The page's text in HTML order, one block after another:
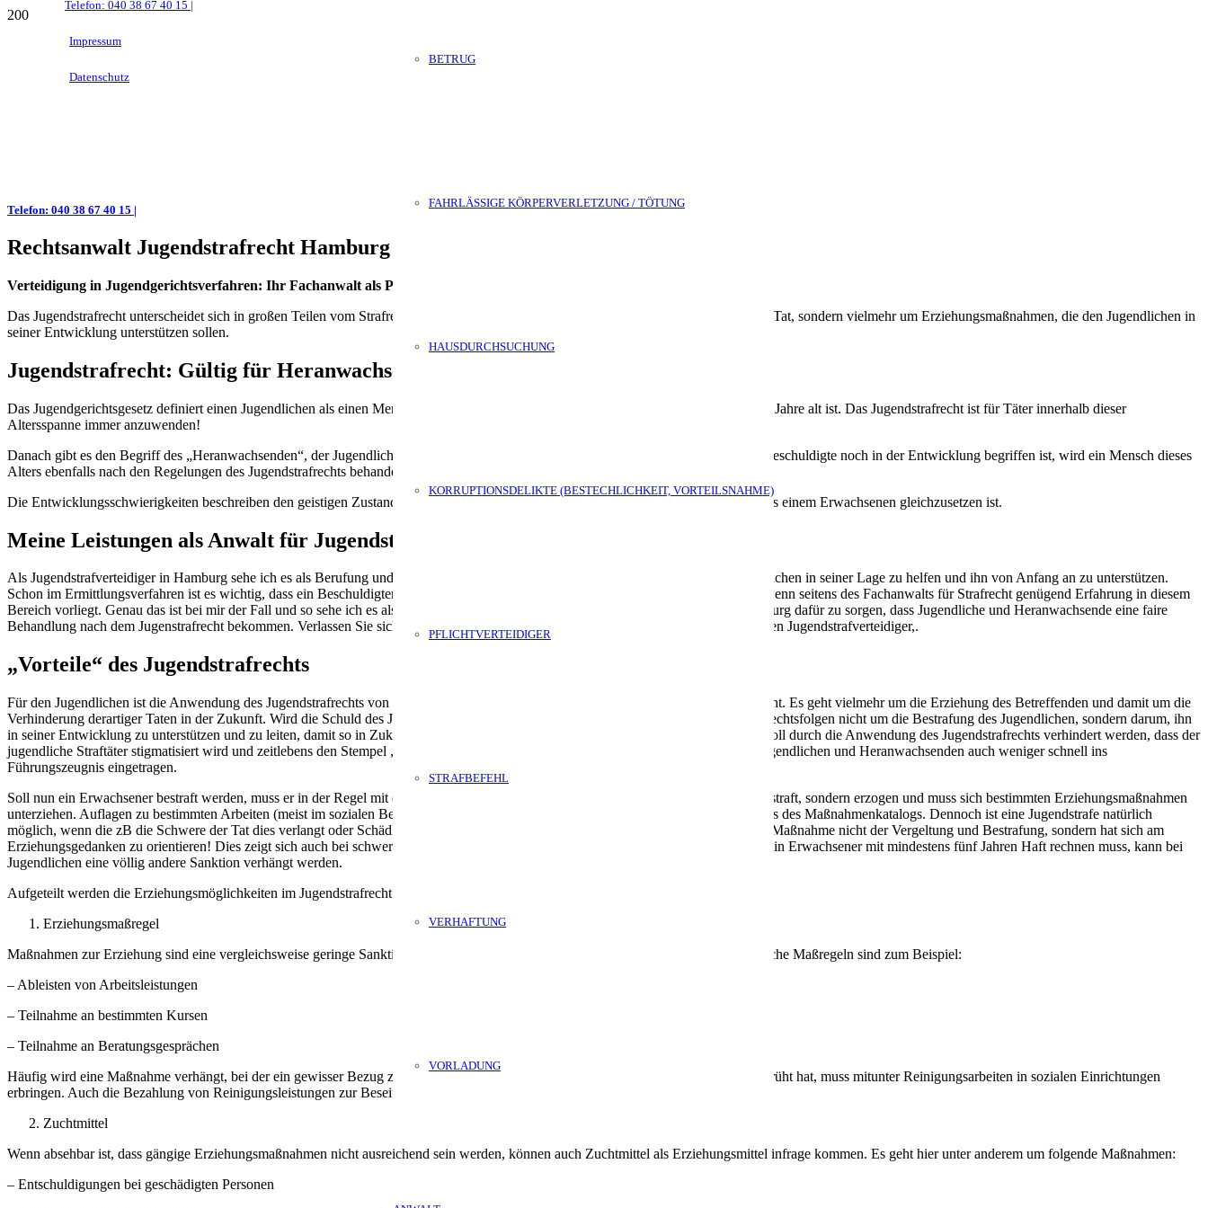
Telefon: 040 38 67 40 15 |
Impressum
Datenschutz
BETRUG
FAHRLÄSSIGE KÖRPERVERLETZUNG / TÖTUNG
HAUSDURCHSUCHUNG
KORRUPTIONSDELIKTE (BESTECHLICHKEIT, VORTEILSNAHME)
PFLICHTVERTEIDIGER
STRAFBEFEHL
VERHAFTUNG
VORLADUNG
Telefon: 040 38 67 40 15 |
Rechtsanwalt Jugendstrafrecht Hamburg
Verteidigung in Jugendgerichtsverfahren: Ihr Fachanwalt als Partner an Ihrer Seite
Das Jugendstrafrecht unterscheidet sich in großen Teilen vom Strafrecht für Erwachsene. Es geht hier weniger um die Bestrafung einer Tat, sondern vielmehr um Erziehungsmaßnahmen, die den Jugendlichen in
seiner Entwicklung unterstützen sollen.
Jugendstrafrecht: Gültig für Heranwachsende
Das Jugendgerichtsgesetz definiert einen Jugendlichen als einen Menschen, der das 14. Lebensjahr vollendet hat, jedoch noch keine 18 Jahre alt ist. Das Jugendstrafrecht ist für Täter innerhalb dieser
Altersspanne immer anzuwenden!
Danach gibt es den Begriff des „Heranwachsenden“, der Jugendliche zwischen 18 und 21 Jahren definiert. Wird festgestellt, dass der Beschuldigte noch in der Entwicklung begriffen ist, wird ein Mensch dieses
Alters ebenfalls nach den Regelungen des Jugendstrafrechts behandelt.
Die Entwicklungsschwierigkeiten beschreiben den geistigen Zustand des Betreffenden, der in diesem Sinne eher einem Jugendlichen als einem Erwachsenen gleichzusetzen ist.
Meine Leistungen als Anwalt für Jugendstrafrecht in Hamburg
Als Jugendstrafverteidiger in Hamburg sehe ich es als Berufung und Herausforderung zugleich an, dem straffällig gewordenen Jugendlichen in seiner Lage zu helfen und ihn von Anfang an zu unterstützen.
Schon im Ermittlungsverfahren ist es wichtig, dass ein Beschuldigter kompetent beraten und vertreten wird, was aber nur möglich ist, wenn seitens des Fachanwalts für Strafrecht genügend Erfahrung in diesem
Bereich vorliegt. Genau das ist bei mir der Fall und so sehe ich es als wichtige Aufgabe, als Rechtsanwalt für Jugendstrafrecht in Hamburg dafür zu sorgen, dass Jugendliche und Heranwachsende eine faire
Behandlung nach dem Jugenstrafrecht bekommen. Verlassen Sie sich daher auf mich alsFachanwalt für Strafrecht in Hamburg und Ihren Jugendstrafverteidiger,.
„Vorteile“ des Jugendstrafrechts
Für den Jugendlichen ist die Anwendung des Jugendstrafrechts von Vorteil, weil hier nicht der Bestrafungsgedanke im Vordergrund steht. Es geht vielmehr um die Erziehung des Betreffenden und damit um die
Verhinderung derartiger Taten in der Zukunft. Wird die Schuld des Jugendlichen im Jugendstrafverfahren festgestellt, geht es bei den Rechtsfolgen nicht um die Bestrafung des Jugendlichen, sondern darum, ihn
in seiner Entwicklung zu unterstützen und zu leiten, damit so in Zukunft keine weiteren Straftaten mehr begangen werden. Außerdem soll durch die Anwendung des Jugendstrafrechts verhindert werden, dass der
jugendliche Straftäter stigmatisiert wird und zeitlebens den Stempel „Straftäter“ aufgedrückt bekommt. Daher werden Straftaten von Jugendlichen und Heranwachsenden auch weniger schnell ins
Führungszeugnis eingetragen.
Soll nun ein Erwachsener bestraft werden, muss er in der Regel mit einer Haft- oder Geldstrafe rechnen. Der Jugendliche wird nicht bestraft, sondern erzogen und muss sich bestimmten Erziehungsmaßnahmen
unterziehen. Auflagen zu bestimmten Arbeiten (meist im sozialen Bereich), Arrest oder das Befolgen von Anweisungen stehen im Fokus des Maßnahmenkatalogs. Dennoch ist eine Jugendstrafe natürlich
möglich, wenn die zB die Schwere der Tat dies verlangt oder Schädliche Neigungen gegeben sind. Selbst in schweren Fällen dient die Maßnahme nicht der Vergeltung und Bestrafung, sondern hat sich am
Erziehungsgedanken zu orientieren! Dies zeigt sich auch bei schweren Verbrechen wie beispielsweise Raub oder Totschlag. Während ein Erwachsener mit mindestens fünf Jahren Haft rechnen muss, kann bei
Jugendlichen eine völlig andere Sanktion verhängt werden.
Aufgeteilt werden die Erziehungsmöglichkeiten im Jugendstrafrecht in folgende Gruppierungen:
Erziehungsmaßregel
Maßnahmen zur Erziehung sind eine vergleichsweise geringe Sanktionsmöglichkeit und fordern keinen Eintrag ins Strafregister. Mögliche Maßregeln sind zum Beispiel:
– Ableisten von Arbeitsleistungen
– Teilnahme an bestimmten Kursen
– Teilnahme an Beratungsgesprächen
Häufig wird eine Maßnahme verhängt, bei der ein gewisser Bezug zur Tat gegeben ist. Wer die Wände beispielsweise mit Graffiti besprüht hat, muss mitunter Reinigungsarbeiten in sozialen Einrichtungen
erbringen. Auch die Bezahlung von Reinigungsleistungen zur Beseitigung ist denkbar.
Zuchtmittel
Wenn absehbar ist, dass gängige Erziehungsmaßnahmen nicht ausreichend sein werden, können auch Zuchtmittel als Erziehungsmittel infrage kommen. Es geht hier unter anderem um folgende Maßnahmen:
– Entschuldigungen bei geschädigten Personen